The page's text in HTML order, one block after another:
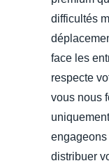
difficultés
face les
respecte
vous nous
engageons
distribuer